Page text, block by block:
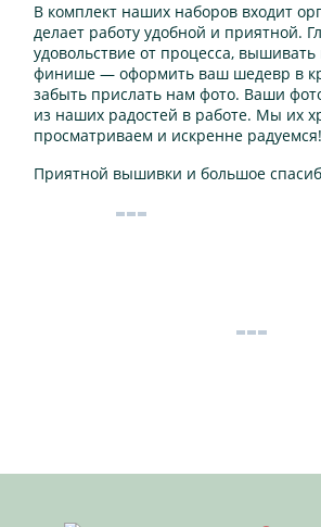
В комплект наших наборов входит
делает работу удобной и приятной.
удовольствие от процесса, вышивать
финише — оформить ваш шедевр в
забыть прислать нам фото. Ваши
из наших радостей в работе. Мы их
просматриваем и искренне радуемся!
Приятной вышивки и большое